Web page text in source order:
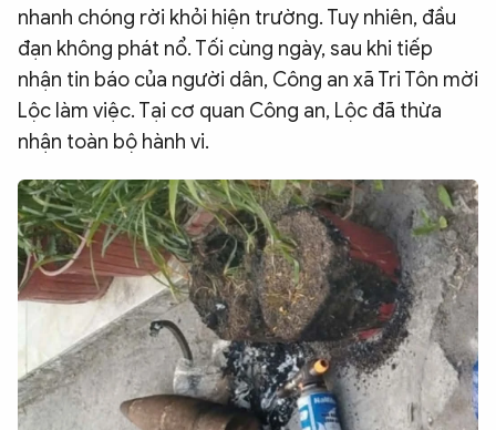
nhanh chóng rời khỏi hiện trường. Tuy nhiên, đầu
đạn không phát nổ. Tối cùng ngày, sau khi tiếp
nhận tin báo của người dân, Công an xã Tri Tôn mời
Lộc làm việc. Tại cơ quan Công an, Lộc đã thừa
nhận toàn bộ hành vi.